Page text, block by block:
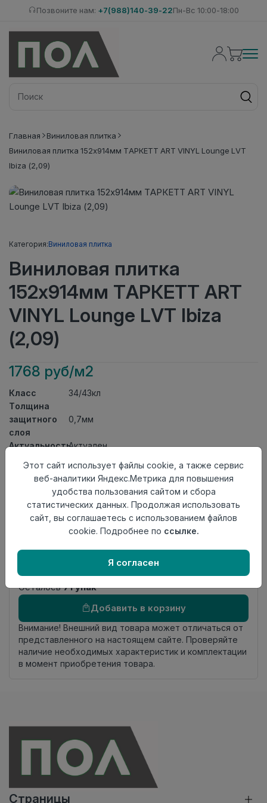
Позвоните нам: +7(988)140-39-22Пн-Вс 10:00-18:00
Главная
Виниловая плитка
Виниловая плитка 152x914мм ТАРКЕТТ ART VINYL Lounge LVT
Ibiza (2,09)
Категория:Виниловая плитка
Виниловая плитка
152x914мм ТАРКЕТТ ART
VINYL Lounge LVT Ibiza
(2,09)
1768 руб/м2
Класс
34/43кл
Толщина
защитного
слоя
0,7мм
АктуальностьАктуален
Размер
доски
152x914мм
Теплый пол
до +27 градусов
Способ
укладки
На клей
4-х сторонняя фаска
Страна
Осталось71 упак
Добавить в корзину
Внимание! Внешний вид товара может отличаться от
представленного на настоящем сайте. Проверяйте
наличие необходимых характеристик и комплектации
в момент приобретения товара.
Страницы
Этот сайт использует файлы cookie, а также сервис
веб-аналитики Яндекс.Метрика для повышения
удобства пользования сайтом и сбора
статистических данных. Продолжая использовать
сайт, вы соглашаетесь с использованием файлов
cookie. Подробнее по ссылке.
Я согласен